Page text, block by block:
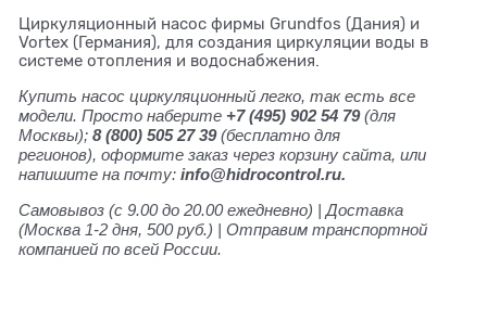
Циркуляционный насос фирмы Grundfos (Дания) и
Vortex (Германия), для создания циркуляции воды в
системе отопления и водоснабжения.
Купить насос циркуляционный легко, так есть все
модели. Просто наберите +7 (495) 902 54 79(для
Москвы); 8 (800) 505 27 39(бесплатно для
регионов), оформите заказ через корзину сайта, или
напишите на почту:info@hidrocontrol.ru.
Самовывоз (с 9.00 до 20.00 ежедневно) | Доставка
(Москва 1-2 дня, 500 руб.) | Отправим транспортной
компанией по всей России.